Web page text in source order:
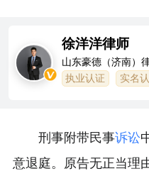
徐洋洋律师
山东豪德（济南）
执业认证 实名
刑事附带民事诉讼
意退庭。原告无正当理